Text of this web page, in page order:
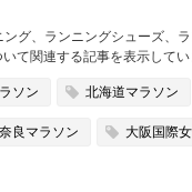
グ、ランニングシューズ、
て関連する記事を表示してい
ソン 北海道マラソン
奈良マラソン 大阪国際